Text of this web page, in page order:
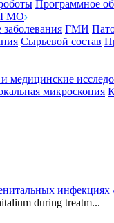
Программное
ГМО
ГМИ
Сырьевой состав
медицинские
микроскопия
инфекциях
during treatm...